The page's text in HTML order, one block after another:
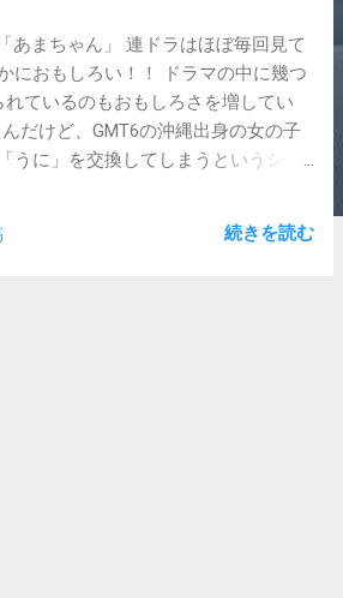
あまちゃん」 連ドラはほぼ毎回見て
におもしろい！！ ドラマの中に幾つ
れているのもおもしろさを増してい
だけど、GMT6の沖縄出身の女の子
うに」を交換してしまうというシー
ャー系伏線はもちろん、小さな伏線
続きを読む